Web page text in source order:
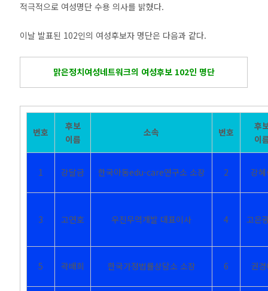
적극적으로 여성명단 수용 의사를 밝혔다.
이날 발표된 102인의 여성후보자 명단은 다음과 같다.
맑은정치여성네트워크의 여성후보 102인 명단
번호
후보
이름
소속 번호
후
이
1 강달금 한국아동edu-care연구소 소장 2 강
3 고연호 우진무역개발 대표이사 4 고은
5 곽배희 한국가정법률상담소 소장 6 권